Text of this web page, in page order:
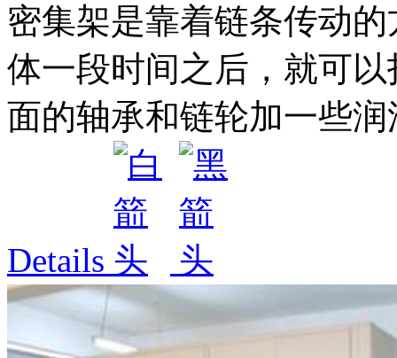
密集架是靠着链条传动
体一段时间之后，就可
面的轴承和链轮加一些
Details